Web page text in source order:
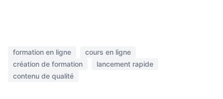
formation en ligne
cours en ligne
création de formation
lancement rapide
contenu de qualité